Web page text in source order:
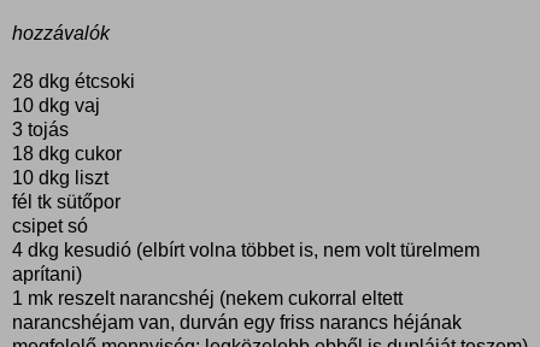
hozzávalók
28 dkg étcsoki
10 dkg vaj
3 tojás
18 dkg cukor
10 dkg liszt
fél tk sütőpor
csipet só
4 dkg kesudió (elbírt volna többet is, nem volt türelmem
aprítani)
1 mk reszelt narancshéj (nekem cukorral eltett
narancshéjam van, durván egy friss narancs héjának